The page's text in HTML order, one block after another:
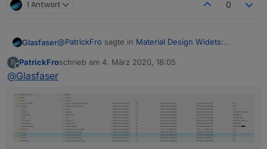
1 Antwort 0
Glasfaser@PatrickFro sagte in Material Design Widets:
??????
Zeige mal deine Datenpunkte von tr-064
P
Offline
PatrickFroschrieb am 4. März 2020, 18:05
zuletzt editiert von
@Glasfaser